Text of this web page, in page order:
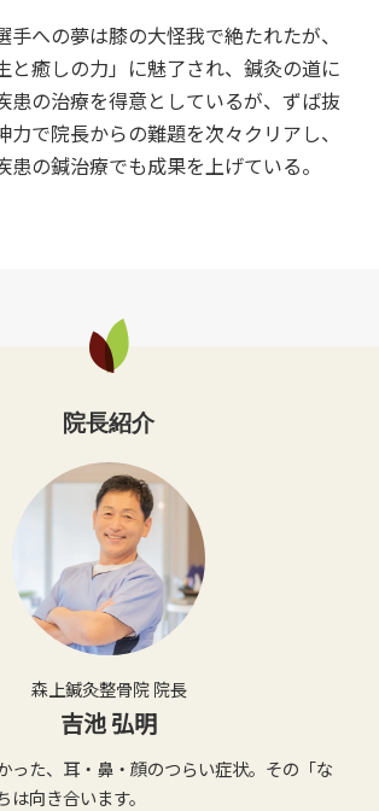
手への夢は膝の大怪我で絶たれたが、
と癒しの力」に魅了され、鍼灸の道に
患の治療を得意としているが、ずば抜
力で院長からの難題を次々クリアし、
患の鍼治療でも成果を上げている。
院長紹介
森上鍼灸整骨院 院長
吉池 弘明
った、耳・鼻・顔のつらい症状。その「な
向き合います。